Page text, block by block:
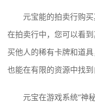
元宝能的拍卖行购
在拍卖行中，您可以看
买他人的稀有卡牌和道
也能在有限的资源中找到
元宝在游戏系统“神